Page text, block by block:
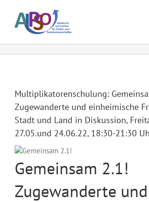
springen
Multiplikatorenschulung:
Zugewanderte und einheimische
Stadt und Land in Diskussion,
27.05.und 24.06.22, 18:30-21:30
Gemeinsam 2.1!
Zugewanderte und